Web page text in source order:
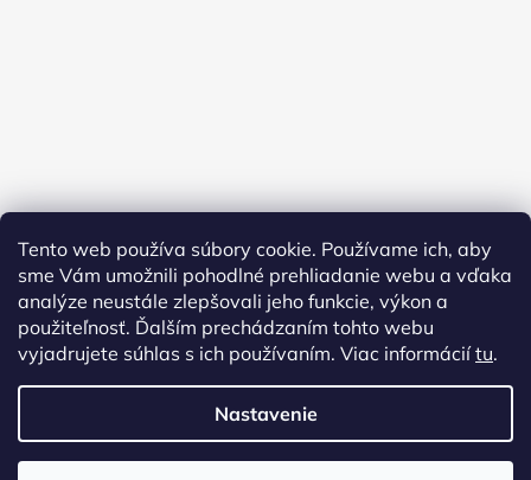
Tento web používa súbory cookie. Používame ich, aby
sme Vám umožnili pohodlné prehliadanie webu a vďaka
analýze neustále zlepšovali jeho funkcie, výkon a
použiteľnosť. Ďalším prechádzaním tohto webu
vyjadrujete súhlas s ich používaním. Viac informáciítu.
Nastavenie
Copyright 2026AMFORA URNY. Všetky práva vyhradené.